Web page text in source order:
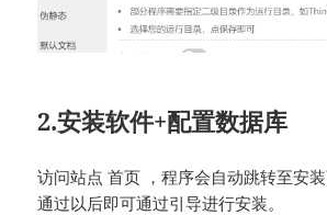
2.安装软件+配置数据库
访问站点 首页 ，程序会自动跳转至安
通过以后即可通过引导进行安装。